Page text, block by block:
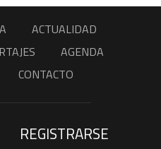
ACTUALIDAD
AGENDA
CONTACTO
REGISTRARSE